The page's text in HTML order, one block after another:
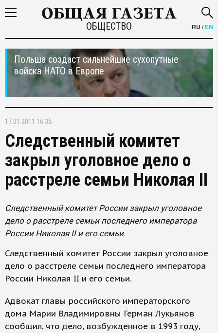
ОБЩЕСТВО RU /EN
Польша создаст сильнейшие сухопутные
войска НАТО в Европе
17.01.2011 16:35
Следственный комитет
закрыл уголовное дело о
расстреле семьи Николая II
Следственный комитет России закрыл уголовное
дело о расстреле семьи последнего императора
России Николая II и его семьи.
Следственный комитет России закрыл уголовное
дело о расстреле семьи последнего императора
России Николая II и его семьи.
Адвокат главы российского императорского
дома Марии Владимировны Герман Лукьянов
сообщил, что дело, возбужденное в 1993 году,